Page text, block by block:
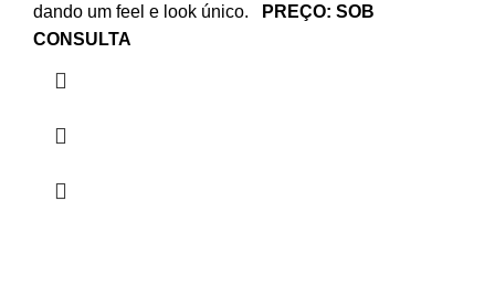
dando um feel e look único.
PREÇO: SOB
CONSULTA